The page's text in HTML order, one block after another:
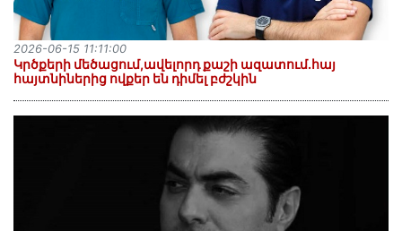
Կրծքերի մեծացում,ավելորդ քաշի ազատում.հայ
հայտնիներից ովքեր են դիմել բժշկին
2026-06-15 11:11:00